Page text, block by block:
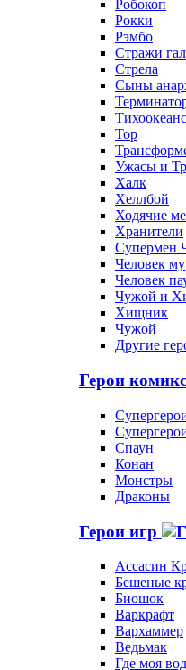
Робокоп
Рокки
Рэмбо
Стражи
Стрела
Сыны
Тор
Ужасы и
Халк
Хеллбой
Ходячие
Хранители
Супермен
Человек
Человек
Чужой и
Хищник
Чужой
Другие
Герои
Спаун
Конан
Монстры
Драконы
Герои игр
Ассасин
Бешеные
Биошок
Варкрафт
Вархаммер
Ведьмак
Где моя